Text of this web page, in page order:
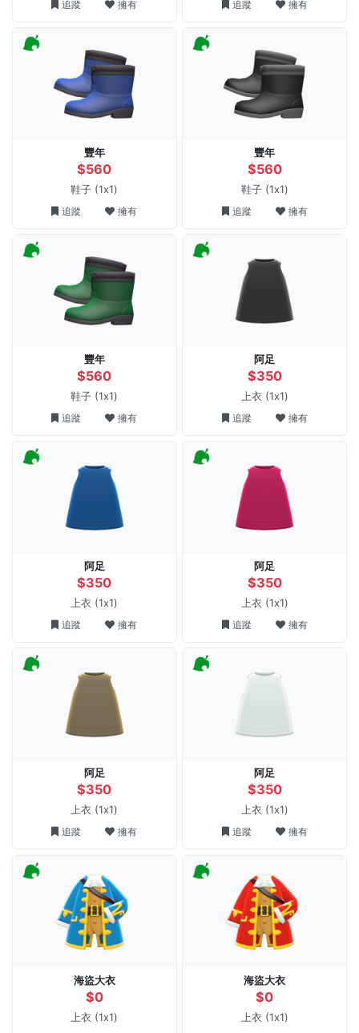
追蹤 擁有 追蹤 擁有
豐年
$560
鞋子 (1x1)
追蹤 擁有
豐年
$560
鞋子 (1x1)
追蹤 擁有
豐年
$560
鞋子 (1x1)
追蹤 擁有
阿足
$350
上衣 (1x1)
追蹤 擁有
阿足
$350
上衣 (1x1)
追蹤 擁有
阿足
$350
上衣 (1x1)
追蹤 擁有
阿足
$350
上衣 (1x1)
追蹤 擁有
阿足
$350
上衣 (1x1)
追蹤 擁有
海盜大衣
$0
上衣 (1x1)
海盜大衣
$0
上衣 (1x1)